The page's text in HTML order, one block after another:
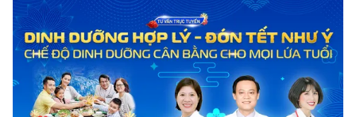
VTV Money VTV Thể thao
VTV Sức khoẻ Bất động sản